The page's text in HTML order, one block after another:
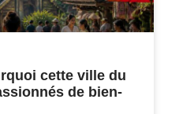
cette ville du
de bien-